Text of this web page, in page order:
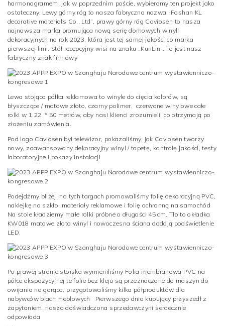
harmonogramem, jak w poprzednim poście, wybieramy ten projekt jako
ostateczny. Lewy górny róg to nasza fabryczna nazwa „Foshan KL
decorative materials Co., Ltd”, prawy górny róg Caviosen to nasza
najnowsza marka promująca nową serię domowych winyli
dekoracyjnych na rok 2023, która jest tej samej jakości co marka
pierwszej linii. Stół recepcyjny wisi na znaku „KunLin”. To jest nasz
fabryczny znak firmowy
Lewa stojąca półka reklamowa to winyle do cięcia kolorów, są
błyszczące / matowe złoto, czarny polimer, czerwone winylowe całe
rolki w 1.22 * 50 metrów, aby nasi klienci zrozumieli, co otrzymają po
złożeniu zamówienia.
Pod logo Caviosen był telewizor, pokazaliśmy, jak Caviosen tworzy
nowy, zaawansowany dekoracyjny winyl / tapetę, kontrolę jakości, testy
laboratoryjne i pokazy instalacji
Podejdźmy bliżej, na tych targach promowaliśmy folię dekoracyjną PVC,
naklejkę na szkło, materiały reklamowe i folię ochronną na samochód
Na stole kładziemy małe rolki próbne o długości 45 cm. Tło to okładka
KW018 matowe złoto winyl i nowoczesna ściana dodają podświetlenie
LED.
Po prawej stronie stoiska wymieniliśmy Folia membranowa PVC na
półce ekspozycyjnej te folie bez kleju są przeznaczone do maszyn do
owijania na gorąco, przygotowaliśmy kilka półproduktów dla
nabywców blach meblowych Pierwszego dnia kupujący przyszedł z
zapytaniem, nasza doświadczona sprzedawczyni serdecznie
odpowiada